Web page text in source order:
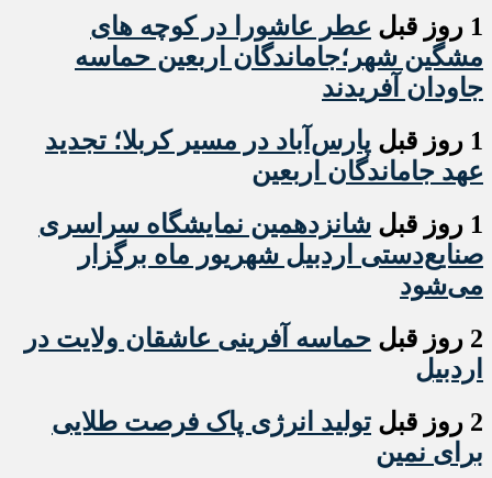
1 روز قبل
عطر عاشورا در کوچه های
مشگین شهر؛جاماندگان اربعین حماسه
جاودان آفریدند
1 روز قبل
پارس‌آباد در مسیر کربلا؛ تجدید
عهد جاماندگان اربعین
1 روز قبل
شانزدهمین نمایشگاه سراسری
صنایع‌دستی اردبیل شهریور ماه برگزار
می‌شود
2 روز قبل
حماسه آفرینی عاشقان ولایت در
اردبیل
2 روز قبل
تولید انرژی پاک فرصت طلایی
برای نمین